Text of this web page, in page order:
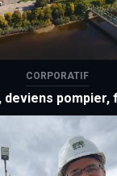
CORPORATIF
deviens